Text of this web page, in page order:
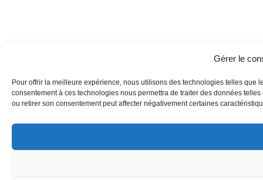
Gérer le
Pour offrir la meilleure expérience, nous utilisons des technologies telles
consentement à ces technologies nous permettra de traiter des données
ou retirer son consentement peut affecter négativement certaines